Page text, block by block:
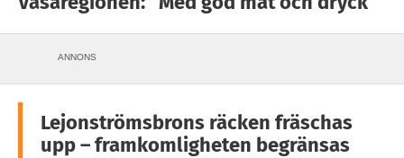
ANNONS
Lejonströmsbrons räcken fräschas
upp – framkomligheten begränsas